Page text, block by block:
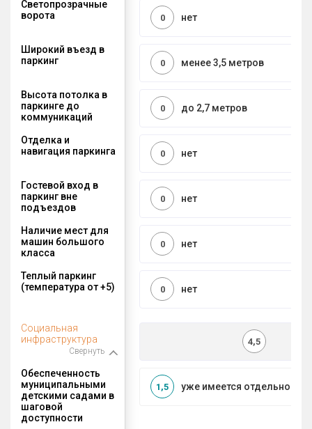
Светопрозрачные
ворота
нет
0
Широкий въезд в
паркинг
менее 3,5 метров
0
Высота потолка в
паркинге до
коммуникаций
до 2,7 метров
0
Отделка и
навигация паркинга
нет
0
Гостевой вход в
паркинг вне
подъездов
нет
0
Наличие мест для
машин большого
класса
нет
0
Теплый паркинг
(температура от +5)
нет
0
Социальная
инфраструктура
Свернуть
4,5
Обеспеченность
муниципальными
детскими садами в
шаговой
доступности
уже имеется
1,5